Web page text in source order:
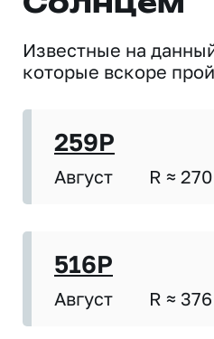
Известные на
которые вскоре
259P
Август R ≈
516P
Август R ≈